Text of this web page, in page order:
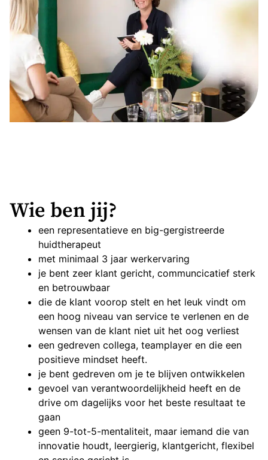
Wie ben jij?
een representatieve en big-gergistreerde
huidtherapeut
met minimaal 3 jaar werkervaring
je bent zeer klant gericht, communcicatief sterk
en betrouwbaar
die de klant voorop stelt en het leuk vindt om
een hoog niveau van service te verlenen en de
wensen van de klant niet uit het oog verliest
een gedreven collega, teamplayer en die een
positieve mindset heeft.
je bent gedreven om je te blijven ontwikkelen
gevoel van verantwoordelijkheid heeft en de
drive om dagelijks voor het beste resultaat te
gaan
geen 9-tot-5-mentaliteit, maar iemand die van
innovatie houdt, leergierig, klantgericht, flexibel